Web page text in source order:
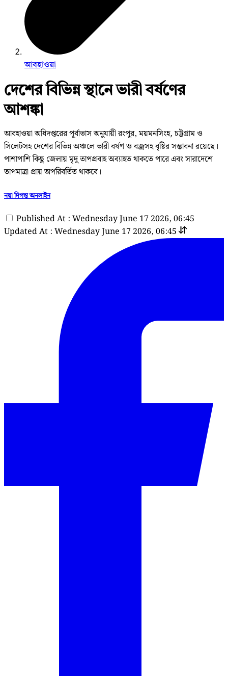
আবহাওয়া
দেশের বিভিন্ন স্থানে ভারী বর্ষণের
আশঙ্কা
আবহাওয়া অধিদপ্তরের পূর্বাভাস অনুযায়ী রংপুর, ময়মনসিংহ, চট্টগ্রাম ও
সিলেটসহ দেশের বিভিন্ন অঞ্চলে ভারী বর্ষণ ও বজ্রসহ বৃষ্টির সম্ভাবনা রয়েছে।
পাশাপাশি কিছু জেলায় মৃদু তাপপ্রবাহ অব্যাহত থাকতে পারে এবং সারাদেশে
তাপমাত্রা প্রায় অপরিবর্তিত থাকবে।
নয়া দিগন্ত অনলাইন
Published At : Wednesday June 17 2026, 06:45
Updated At : Wednesday June 17 2026, 06:45